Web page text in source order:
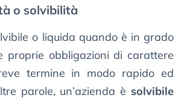
o solvibilità
o liquida quando è in grado
proprie obbligazioni di carattere
termine in modo rapido ed
parole, un’azienda è solvibile